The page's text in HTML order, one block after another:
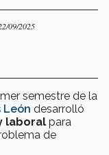
09/2025
semestre de la
León desarrolló
laboral para
de